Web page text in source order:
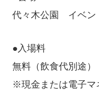
代々木公園 イベン
●入場料
無料（飲食代別途）
※現金または電子マ